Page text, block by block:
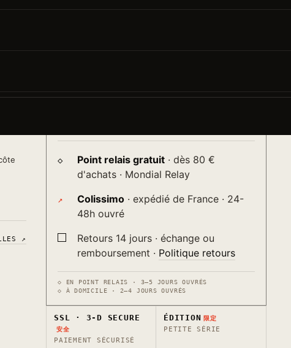
↗
AJOUTER AU PANIER
♡
Point relais gratuit · dès 80 €
d'achats · Mondial Relay
Colissimo · expédié de France · 24-
48h ouvré
Retours 14 jours · échange ou
remboursement · Politique retours
◇ EN POINT RELAIS · 3–5 JOURS OUVRÉS
◇ À DOMICILE · 2–4 JOURS OUVRÉS
SSL · 3-D SECURE
安全
PAIEMENT SÉCURISÉ
ÉDITION 限定
PETITE SÉRIE